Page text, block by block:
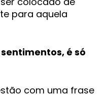
para aquela
é só
com uma frase